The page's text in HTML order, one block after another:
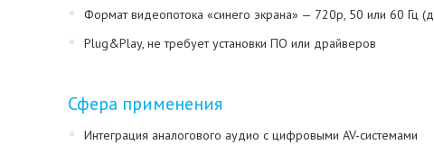
Формат видеопотока «синего экрана» — 720p, 50 или 60 Гц
Plug&Play, не требует установки ПО или драйверов
Сфера применения
Интеграция аналогового аудио с цифровыми AV-системами